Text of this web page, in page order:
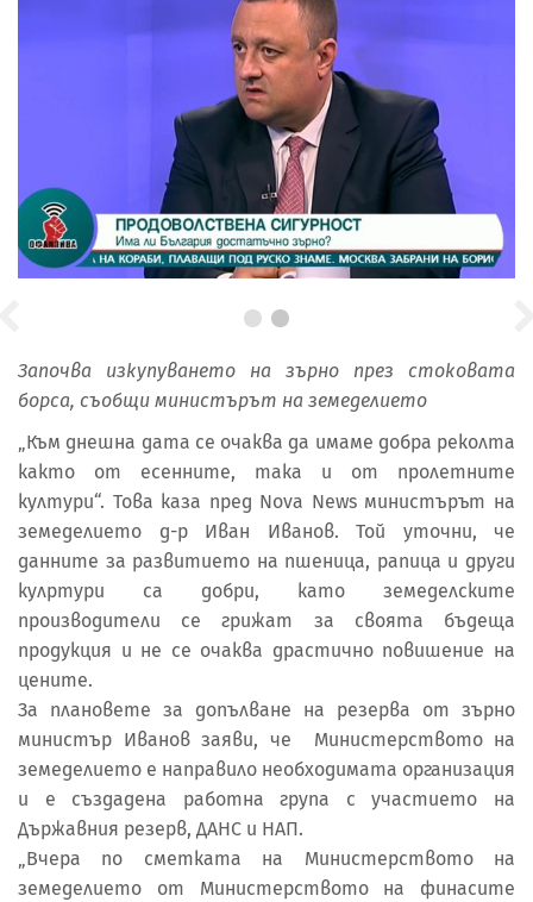
Започва изкупуването на зърно през стоковата
борса, съобщи министърът на земеделието
„Към днешна дата се очаква да имаме добра реколта
както от есенните, така и от пролетните
култури“. Това каза пред Nova News министърът на
земеделието д-р Иван Иванов. Той уточни, че
данните за развитието на пшеница, рапица и други
кулртури са добри, като земеделските
производители се грижат за своята бъдеща
продукция и не се очаква драстично повишение на
цените.
За плановете за допълване на резерва от зърно
министър Иванов заяви, че Министерството на
земеделието е направило необходимата организация
и е създадена работна група с участието на
Държавния резерв, ДАНС и НАП.
„Вчера по сметката на Министерството на
земеделието от Министерството на финасите